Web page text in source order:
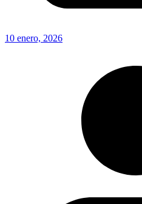
10 enero, 2026